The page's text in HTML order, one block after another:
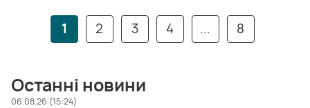
1 2 3 4 ... 8
Останні новини
06.08.26 (15:24)